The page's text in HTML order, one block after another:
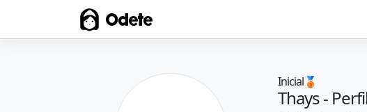
Odete
Inicial🥉
Thays-